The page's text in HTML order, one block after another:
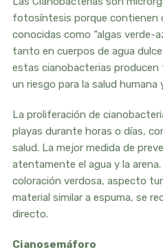
fotosíntesis porque contienen
conocidas como “algas verde-
tanto en cuerpos de agua
estas cianobacterias
un riesgo para la salud humana
La proliferación de
playas durante horas o días,
salud. La mejor medida de
atentamente el agua y la
coloración verdosa, aspecto
material similar a espuma, se
directo.
Cianosemáforo